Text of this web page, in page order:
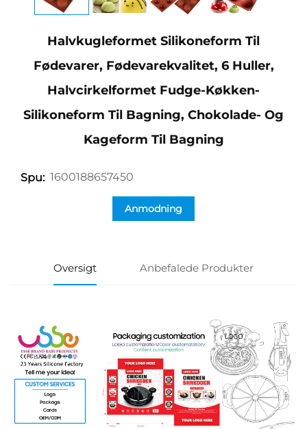
Halvkugleformet Silikoneform Til
Fødevarer, Fødevarekvalitet, 6 Huller,
Halvcirkelformet Fudge-Køkken-
Silikoneform Til Bagning, Chokolade- Og
Kageform Til Bagning
Spu: 1600188657450
Anmodning
Oversigt Anbefalede Produkter